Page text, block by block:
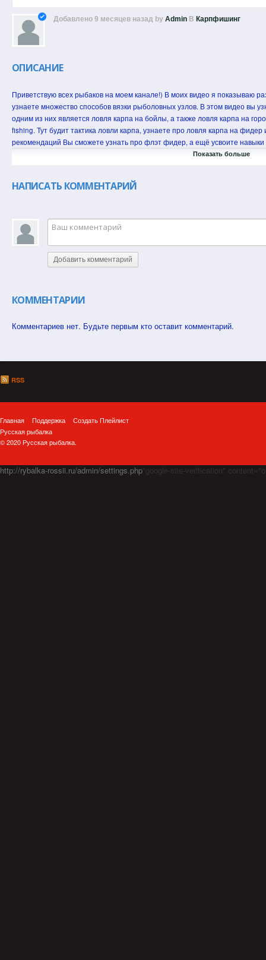
Добавлено9 месяцев назад byAdmin В Карпфишинг
ОПИСАНИЕ
Приветствую всех рыбаков на моем канале!) В моих видео я показываю
узнаете множество способов вязки рыболовных узлов. В этом видео вы
одним из них является ловля карпа на бойлы, а также ловля карпа на
fishing. Тут будит тактика ловли карпа, узнаете про ловля карпа на
рекомендаций Вы сможете узнать про флэт фидер, а ещё усвоите навыки
лёгкостью заинтересую How to catch carp and fishing for carp. С помощью
#fishingforcarp #карпнафлет #карпнафлэт #флэтфидер
#карпнапоплавок #карпнаудочку
#ловлякарпанакукурузу
#какпойматькарпа #carpfishing
#ловлякарпанамакушатник
#тактикаловликарпа
Показать больше
НАПИСАТЬ КОММЕНТАРИЙ
Добавить комментарий
КОММЕНТАРИИ
Комментариев нет. Будьте первым кто оставит комментарий.
RSS
Главная Поддержка
Создать Плейлист
Русская рыбалка
© 2020 Русская рыбалка.
http://rybalka-rossii.ru/admin/settings.php"google-site-verification"